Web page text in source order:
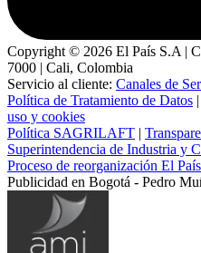
Copyright © 2026 El País S.A |
7000 | Cali, Colombia
Servicio al cliente: Canales de
Política de Tratamiento de Datos |
uso y cookies
Política SAGRILAFT |
Superintendencia de Industria y
Proceso de reorganización El País
Publicidad en Bogotá - Pedro